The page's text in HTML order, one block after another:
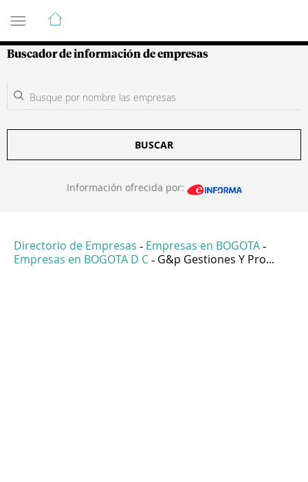
Guía de Empresas Colombianas
Buscador de información de empresas
BUSCAR
Información ofrecida por:
Directorio de Empresas - Empresas en BOGOTA -
Empresas en BOGOTA D C - G&p Gestiones Y Pro...